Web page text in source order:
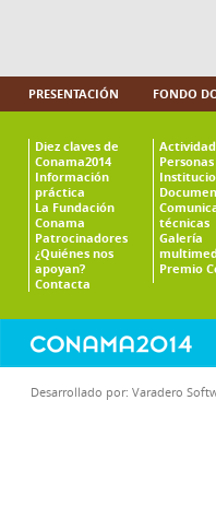
PRESENTACIÓN
Diez claves de
Conama2014
Información
práctica
La Fundación
Conama
Patrocinadores
¿Quiénes nos
apoyan?
Contacta
FONDO
Personas
técnicas
Galería
Premio
Desarrollado por: Varadero